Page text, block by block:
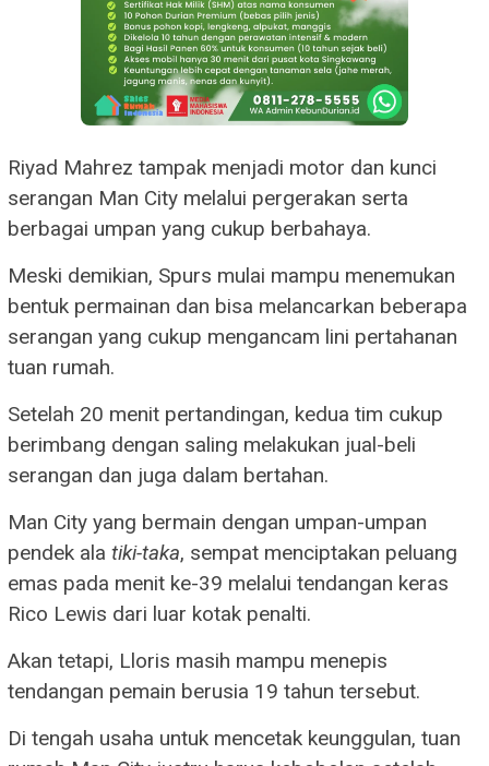
Riyad Mahrez tampak menjadi motor dan kunci
serangan Man City melalui pergerakan serta
berbagai umpan yang cukup berbahaya.
Meski demikian, Spurs mulai mampu menemukan
bentuk permainan dan bisa melancarkan beberapa
serangan yang cukup mengancam lini pertahanan
tuan rumah.
Setelah 20 menit pertandingan, kedua tim cukup
berimbang dengan saling melakukan jual-beli
serangan dan juga dalam bertahan.
Man City yang bermain dengan umpan-umpan
pendek ala tiki-taka, sempat menciptakan peluang
emas pada menit ke-39 melalui tendangan keras
Rico Lewis dari luar kotak penalti.
Akan tetapi, Lloris masih mampu menepis
tendangan pemain berusia 19 tahun tersebut.
Di tengah usaha untuk mencetak keunggulan, tuan